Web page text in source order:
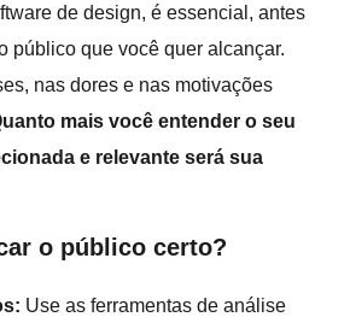
de design, é essencial, antes
público que você quer alcançar.
nas dores e nas motivações
mais você entender o seu
e relevante será sua
o público certo?
Use as ferramentas de análise